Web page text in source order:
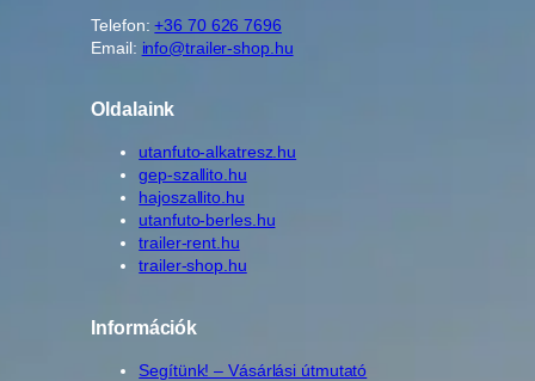
Telefon:+36 70 626 7696
Email: info@trailer-shop.hu
Oldalaink
utanfuto-alkatresz.hu
gep-szallito.hu
hajoszallito.hu
utanfuto-berles.hu
trailer-rent.hu
trailer-shop.hu
Információk
Segítünk! – Vásárlási útmutató